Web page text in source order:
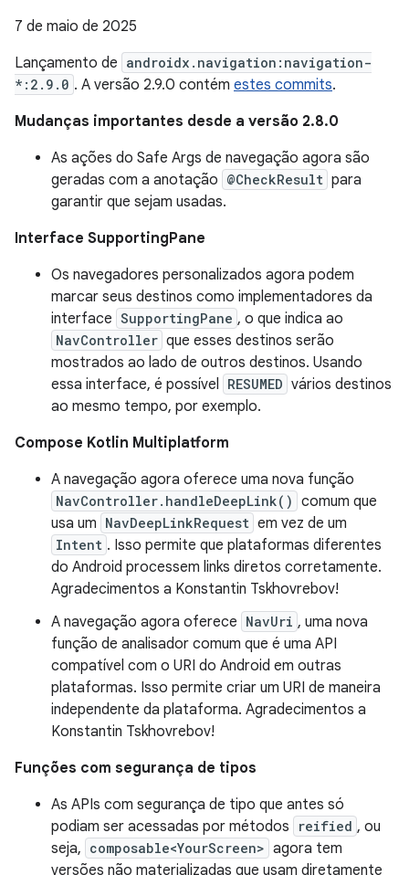
7 de maio de 2025
Lançamento de androidx.navigation:navigation-
*:2.9.0 . A versão 2.9.0 contém estes commits.
Mudanças importantes desde a versão 2.8.0
As ações do Safe Args de navegação agora são
geradas com a anotação @CheckResult para
garantir que sejam usadas.
Interface SupportingPane
Os navegadores personalizados agora podem
marcar seus destinos como implementadores da
interface SupportingPane , o que indica ao
NavController que esses destinos serão
mostrados ao lado de outros destinos. Usando
essa interface, é possível RESUMED vários destinos
ao mesmo tempo, por exemplo.
Compose Kotlin Multiplatform
A navegação agora oferece uma nova função
NavController.handleDeepLink() comum que
usa um NavDeepLinkRequest em vez de um
Intent . Isso permite que plataformas diferentes
do Android processem links diretos corretamente.
Agradecimentos a Konstantin Tskhovrebov!
A navegação agora oferece NavUri , uma nova
função de analisador comum que é uma API
compatível com o URI do Android em outras
plataformas. Isso permite criar um URI de maneira
independente da plataforma. Agradecimentos a
Konstantin Tskhovrebov!
Funções com segurança de tipos
As APIs com segurança de tipo que antes só
podiam ser acessadas por métodos
reified , ou
seja, composable<YourScreen> agora tem
versões não materializadas que usam diretamente